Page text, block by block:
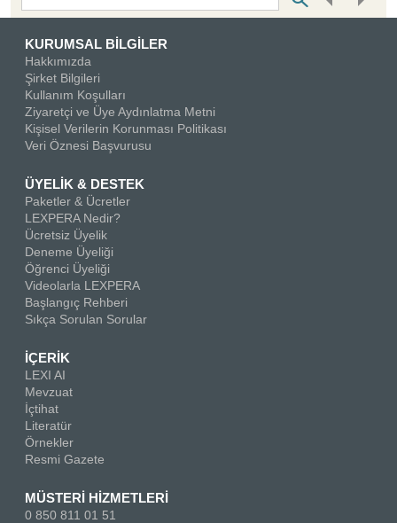
KURUMSAL BİLGİLER
Hakkımızda
Şirket Bilgileri
Kullanım Koşulları
Ziyaretçi ve Üye Aydınlatma Metni
Kişisel Verilerin Korunması Politikası
Veri Öznesi Başvurusu
ÜYELİK & DESTEK
Paketler & Ücretler
LEXPERA Nedir?
Ücretsiz Üyelik
Deneme Üyeliği
Öğrenci Üyeliği
Videolarla LEXPERA
Başlangıç Rehberi
Sıkça Sorulan Sorular
İÇERİK
LEXI AI
Mevzuat
İçtihat
Literatür
Örnekler
Resmi Gazete
MÜSTERİ HİZMETLERİ
0 850 811 01 51